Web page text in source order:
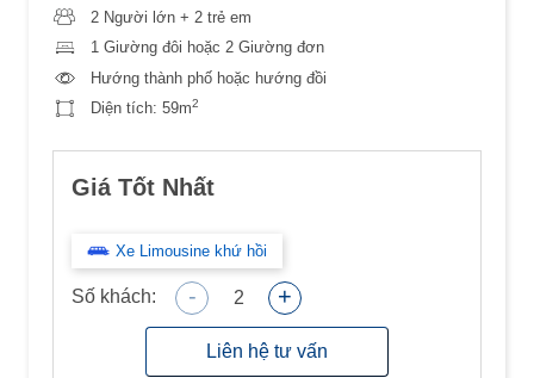
2 Người lớn + 2 trẻ em
1 Giường đôi hoặc 2 Giường đơn
Hướng thành phố hoặc hướng đồi
Diện tích: 59m2
Giá Tốt Nhất
Xe Limousine khứ hồi
Số khách: - 2 +
Liên hệ tư vấn